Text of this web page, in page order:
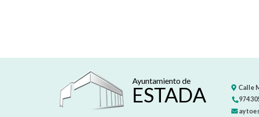
Ayuntamiento de
ESTADA Calle
974